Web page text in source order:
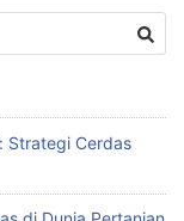
Strategi Cerdas